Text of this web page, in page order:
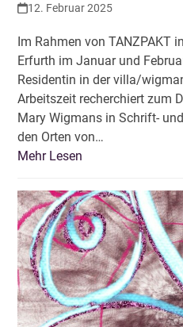
12. Februar 2025
Im Rahmen von TANZPAKT
Erfurth im Januar und
Residentin in der villa/
Arbeitszeit recherchiert zum
Mary Wigmans in Schrift-
den Orten von…
Mehr Lesen